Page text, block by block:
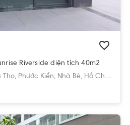
Riverside diện tích 40m2
Thọ, Phước Kiển, Nhà Bè, Hồ Chí Minh